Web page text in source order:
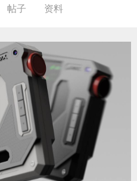
帖子 资料